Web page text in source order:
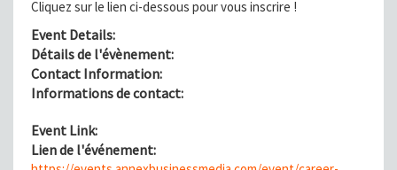
Cliquez sur le lien ci-dessous pour vous inscrire !
Event Details:
Détails de l'évènement:
Contact Information:
Informations de contact:
Event Link:
Lien de l'événement: